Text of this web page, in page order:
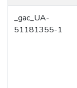
_gac_UA-
51181355-1